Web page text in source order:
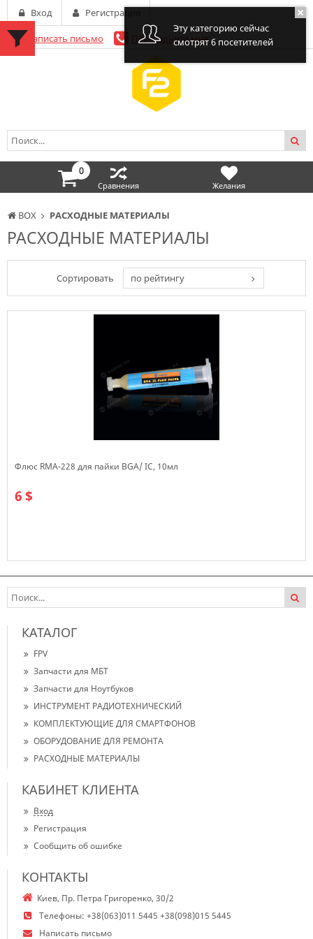
BOX РАСХОДНЫЕ МАТЕРИАЛЫ
РАСХОДНЫЕ МАТЕРИАЛЫ
Сортировать по рейтингу
Флюс RMA-228 для пайки BGA/ IC, 10мл
6 $
Написать письмо Перезвоните мне
Вход Регистрация
0
Сравнения Желания
Эту категорию сейчас
смотрят 6 посетителей
КАТАЛОГ
FPV
Запчасти для МБТ
Запчасти для Ноутбуков
ИНСТРУМЕНТ РАДИОТЕХНИЧЕСКИЙ
КОМПЛЕКТУЮЩИЕ ДЛЯ СМАРТФОНОВ
ОБОРУДОВАНИЕ ДЛЯ РЕМОНТА
РАСХОДНЫЕ МАТЕРИАЛЫ
КАБИНЕТ КЛИЕНТА
Вход
Регистрация
Сообщить об ошибке
КОНТАКТЫ
Киев, Пр. Петра Григоренко, 30/2
Телефоны: +38(063)011 5445 +38(098)015 5445
Написать письмо